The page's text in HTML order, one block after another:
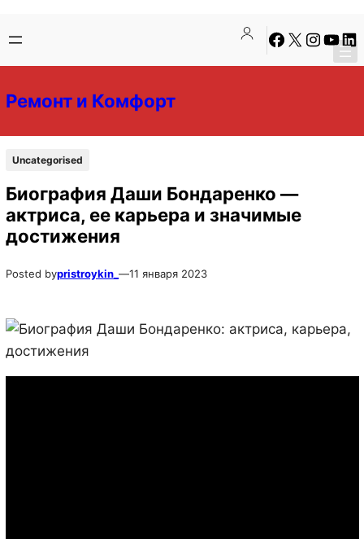
содержимому
содержимому
Facebook
X Instagram
Ремонт и Комфорт
Uncategorised
Биография Даши Бондаренко —
актриса, ее карьера и значимые
достижения
Posted bypristroykin_ —11 января 2023